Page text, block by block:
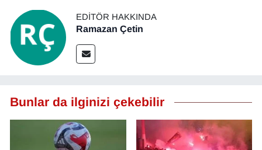
EDITÖR HAKKINDA
Ramazan Çetin
Bunlar da ilginizi çekebilir